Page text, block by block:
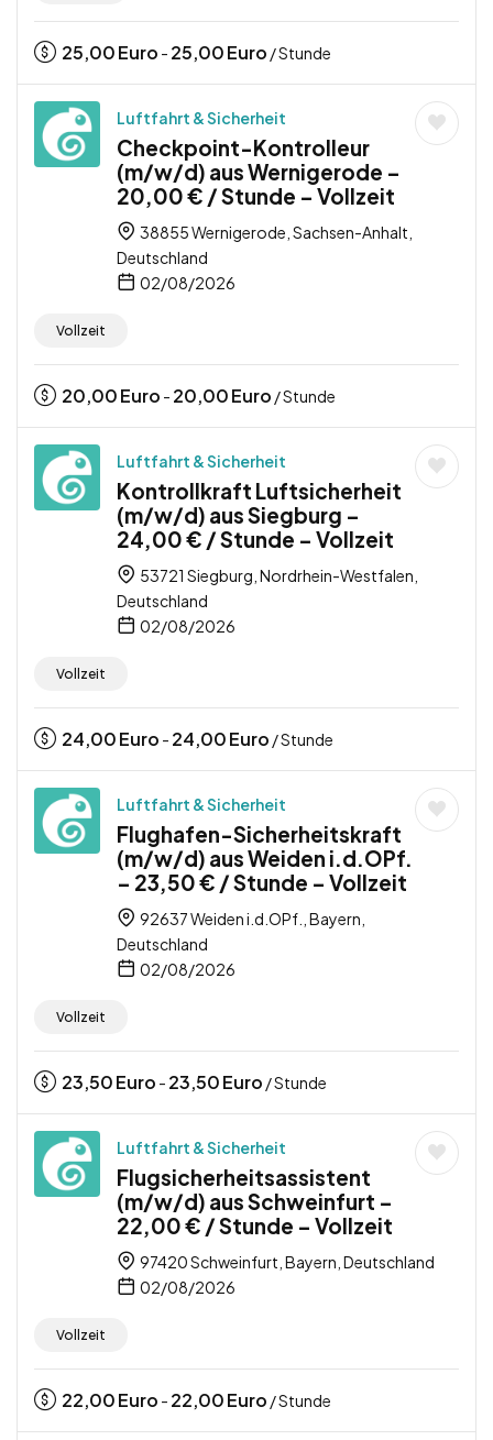
25,00Euro - 25,00Euro / Stunde
Luftfahrt & Sicherheit
Checkpoint-Kontrolleur
(m/w/d) aus Wernigerode –
20,00 € / Stunde – Vollzeit
38855 Wernigerode, Sachsen-Anhalt,
Deutschland
02/08/2026
Vollzeit
20,00Euro - 20,00Euro / Stunde
Luftfahrt & Sicherheit
Kontrollkraft Luftsicherheit
(m/w/d) aus Siegburg –
24,00 € / Stunde – Vollzeit
53721 Siegburg, Nordrhein-Westfalen,
Deutschland
02/08/2026
Vollzeit
24,00Euro - 24,00Euro / Stunde
Luftfahrt & Sicherheit
Flughafen-Sicherheitskraft
(m/w/d) aus Weiden i.d.OPf.
– 23,50 € / Stunde – Vollzeit
92637 Weiden i.d.OPf., Bayern,
Deutschland
02/08/2026
Vollzeit
23,50Euro - 23,50Euro / Stunde
Luftfahrt & Sicherheit
Flugsicherheitsassistent
(m/w/d) aus Schweinfurt –
22,00 € / Stunde – Vollzeit
97420 Schweinfurt, Bayern, Deutschland
02/08/2026
Vollzeit
22,00Euro - 22,00Euro / Stunde